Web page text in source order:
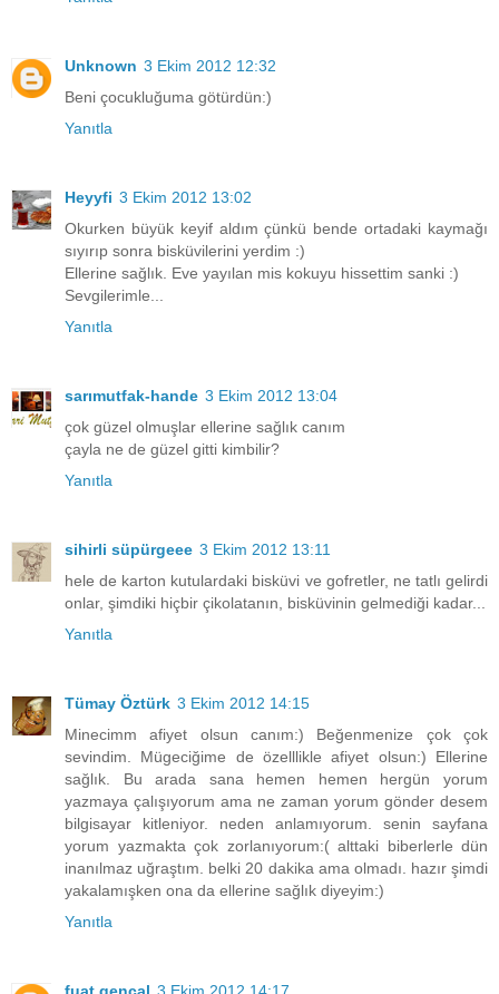
Unknown 3 Ekim 2012 12:32
Beni çocukluğuma götürdün:)
Yanıtla
Heyyfi 3 Ekim 2012 13:02
Okurken büyük keyif aldım çünkü bende ortadaki kaymağı
sıyırıp sonra bisküvilerini yerdim :)
Ellerine sağlık. Eve yayılan mis kokuyu hissettim sanki :)
Sevgilerimle...
Yanıtla
sarımutfak-hande 3 Ekim 2012 13:04
çok güzel olmuşlar ellerine sağlık canım
çayla ne de güzel gitti kimbilir?
Yanıtla
sihirli süpürgeee 3 Ekim 2012 13:11
hele de karton kutulardaki bisküvi ve gofretler, ne tatlı gelirdi
onlar, şimdiki hiçbir çikolatanın, bisküvinin gelmediği kadar...
Yanıtla
Tümay Öztürk 3 Ekim 2012 14:15
Minecimm afiyet olsun canım:) Beğenmenize çok çok
sevindim. Mügeciğime de özelllikle afiyet olsun:) Ellerine
sağlık. Bu arada sana hemen hemen hergün yorum
yazmaya çalışıyorum ama ne zaman yorum gönder desem
bilgisayar kitleniyor. neden anlamıyorum. senin sayfana
yorum yazmakta çok zorlanıyorum:( alttaki biberlerle dün
inanılmaz uğraştım. belki 20 dakika ama olmadı. hazır şimdi
yakalamışken ona da ellerine sağlık diyeyim:)
Yanıtla
fuat gencal 3 Ekim 2012 14:17